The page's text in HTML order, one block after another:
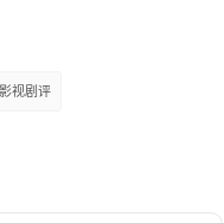
影视剧评